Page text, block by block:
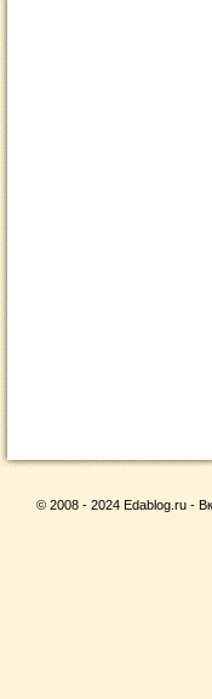
© 2008 - 2024 Edablog.ru -